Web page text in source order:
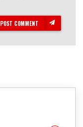
POST COMMENT